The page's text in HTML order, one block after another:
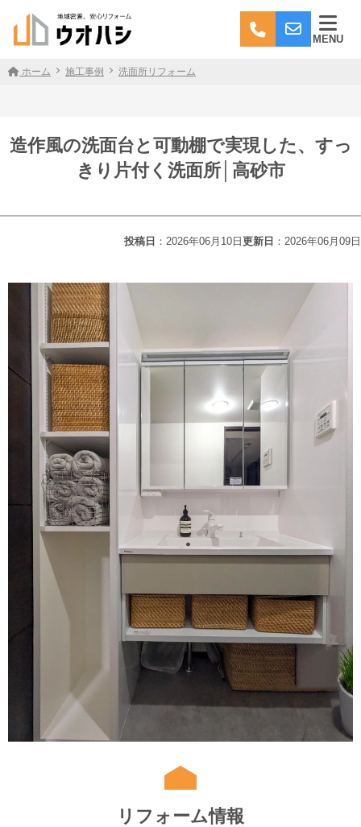
MENU
ホーム 施工事例 洗面所リフォーム
造作風の洗面台と可動棚で実現した、すっ
きり片付く洗面所│高砂市
投稿日 ：2026年06月10日 更新日 ：2026年06月09日
リフォーム情報